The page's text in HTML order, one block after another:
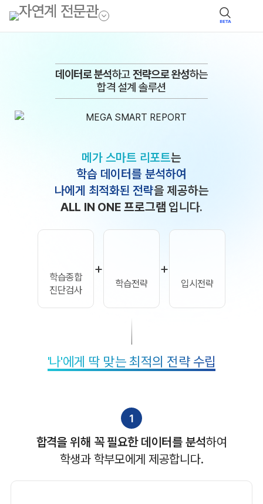
BETA
데이터로 분석하고전략으로 완성하는
합격 설계 솔루션
메가 스마트 리포트는
학습 데이터를 분석하여
나에게 최적화된 전략을 제공하는
ALL IN ONE 프로그램 입니다.
학습종합
진단검사
+
학습전략
+
입시전략
'나'에게 딱 맞는 최적의 전략 수립
1
합격을 위해 꼭 필요한 데이터를 분석하여
학생과 학부모에게 제공합니다.